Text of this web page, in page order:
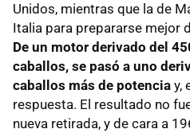
Unidos, mientras que la de
Italia para prepararse mejor
De un motor derivado del
caballos, se pasó a uno
caballos más de potencia y,
respuesta. El resultado no
nueva retirada, y de cara a